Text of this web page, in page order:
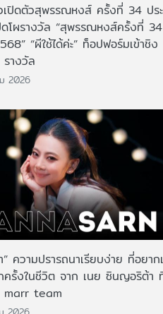
เปิดตัวสุพรรณหงส์ ครั้งที่ 34 ปร
โผรางวัล “สุพรรณหงส์ครั้งที่ 34
“ผีใช้ได้ค่ะ” ท็อปฟอร์มเข้าชิง
างวัล
2026
” ความปรารถนาเรียบง่าย ที่อยาก
รั้งในชีวิต จาก เนย ซินญอริต้า
marr team